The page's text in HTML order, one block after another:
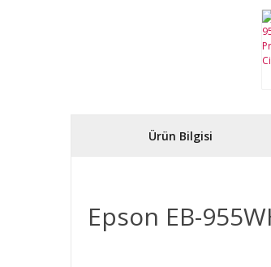
Ürün Bilgisi
Epson EB-